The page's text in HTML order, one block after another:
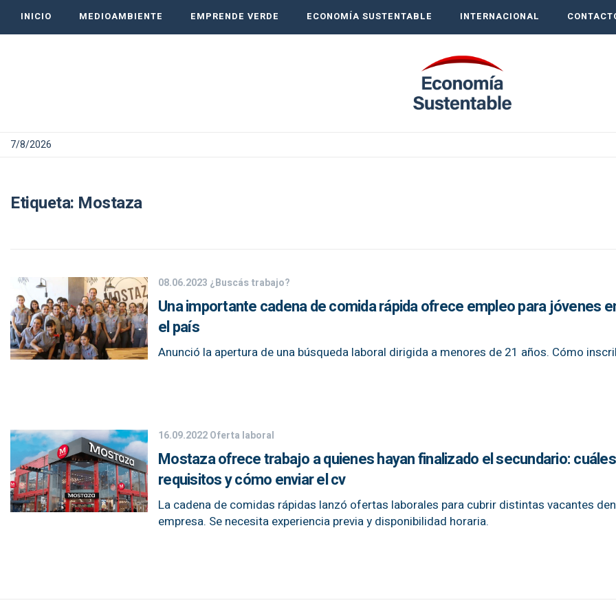
INICIO MEDIOAMBIENTE EMPRENDE VERDE ECONOMÍA SUSTENTABLE INTERNACIONAL
7/8/2026
Etiqueta: Mostaza
08.06.2023 ¿Buscás trabajo?
Una importante cadena de comida rápida ofrece empleo para jóvenes
el país
Anunció la apertura de una búsqueda laboral dirigida a menores de 21 años. Cómo
16.09.2022Oferta laboral
Mostaza ofrece trabajo a quienes hayan finalizado el secundario:
requisitos y cómo enviar el cv
La cadena de comidas rápidas lanzó ofertas laborales para cubrir distintas vacantes
empresa. Se necesita experiencia previa y disponibilidad horaria.